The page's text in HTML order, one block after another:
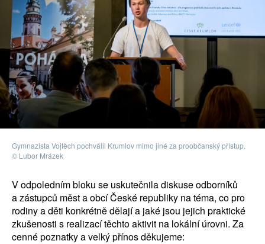
Gymnazista Vojtěch pochválil Krumlov mimo jiné za proobčanský přístup.
© Lubor Mrázek
V odpoledním bloku se uskutečnila diskuse odborníků
a zástupců měst a obcí České republiky na téma, co pro
rodiny a děti konkrétně dělají a jaké jsou jejich praktické
zkušenosti s realizací těchto aktivit na lokální úrovni. Za
cenné poznatky a velký přínos děkujeme: